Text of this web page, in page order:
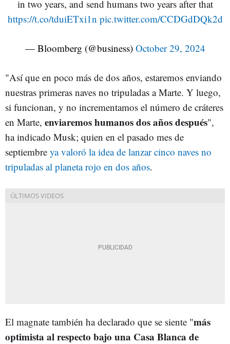
in two years, and send humans two years after that
https://t.co/tduiETxi1n pic.twitter.com/CCDGdDQk2d
— Bloomberg (@business) October 29, 2024
"Así que en poco más de dos años, estaremos enviando
nuestras primeras naves no tripuladas a Marte. Y luego,
si funcionan, y no incrementamos el número de cráteres
en Marte, enviaremos humanos dos años después",
ha indicado Musk; quien en el pasado mes de
septiembre ya valoró la idea de lanzar cinco naves no
tripuladas al planeta rojo en dos años.
El magnate también ha declarado que se siente "más
optimista al respecto bajo una Casa Blanca de